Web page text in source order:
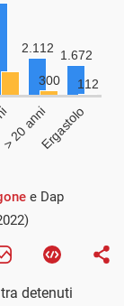
e Dap
detenuti